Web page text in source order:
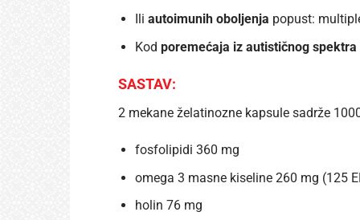
Ili autoimunih oboljenja popust:
Kod poremećaja iz autističnog spektra
SASTAV:
2 mekane želatinozne kapsule sadrže
fosfolipidi 360 mg
omega 3 masne kiseline 260 mg (125
holin 76 mg